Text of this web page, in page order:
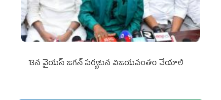
13న వైయస్‌ జగన్‌ పర్యటన విజయవంతం చేయాలి